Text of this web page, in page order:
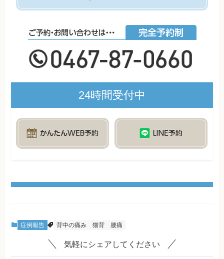
24時間受付中
症例報告 背中の痛み 猫背 腰痛
気軽にシェアしてください